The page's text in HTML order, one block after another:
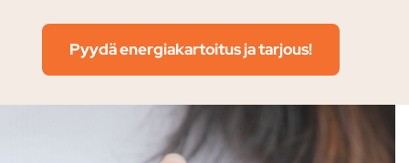
Pyydä energiakartoitus ja tarjous!